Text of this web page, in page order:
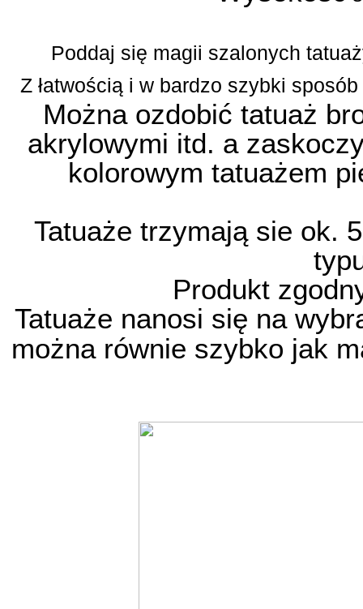
Poddaj się magii szalonych
Z łatwością i w bardzo szybki
Można ozdobić tatuaż
akrylowymi itd. a
kolorowym tatuażem
Tatuaże trzymają sie ok.
Produkt
Tatuaże nanosi się na
można równie szybko jak